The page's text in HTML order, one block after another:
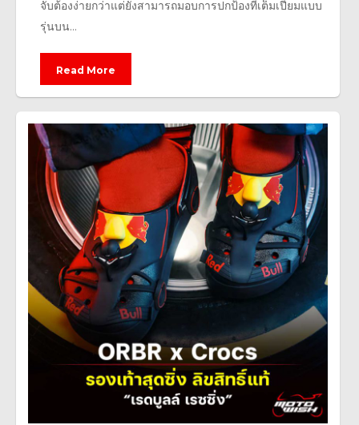
จับต้องง่ายกว่าแต่ยังสามารถมอบการปกป้องที่เต็มเปี่ยมแบบ
รุ่นบน...
Read More